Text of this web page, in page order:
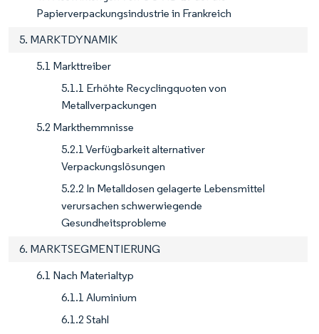
Papierverpackungsindustrie in Frankreich
5. MARKTDYNAMIK
5.1 Markttreiber
5.1.1 Erhöhte Recyclingquoten von
Metallverpackungen
5.2 Markthemmnisse
5.2.1 Verfügbarkeit alternativer
Verpackungslösungen
5.2.2 In Metalldosen gelagerte Lebensmittel
verursachen schwerwiegende
Gesundheitsprobleme
6. MARKTSEGMENTIERUNG
6.1 Nach Materialtyp
6.1.1 Aluminium
6.1.2 Stahl